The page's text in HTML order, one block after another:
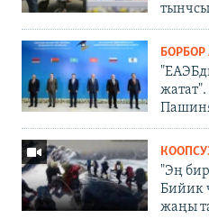
БОРБОР
"Эң
Бийик
жаңы